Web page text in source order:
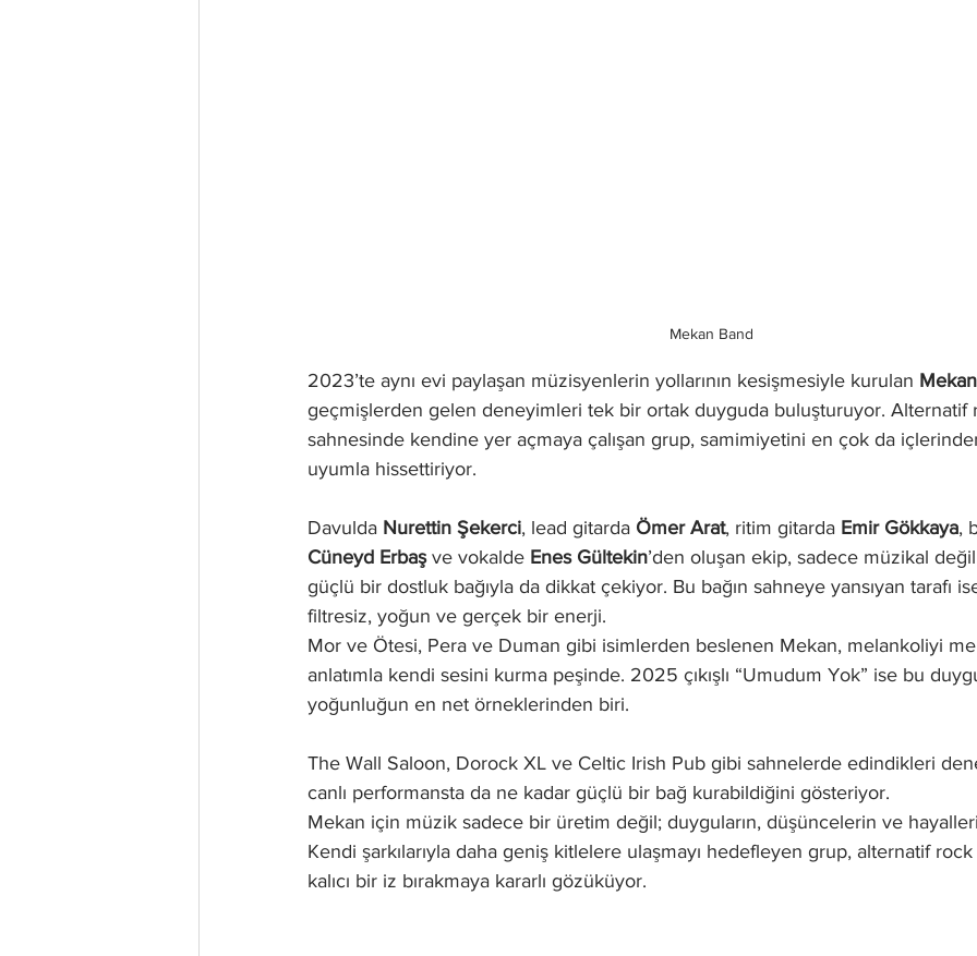
Mekan Band
2023’te aynı evi paylaşan müzisyenlerin yollarının kesişmesiyle kurulan Mekan
geçmişlerden gelen deneyimleri tek bir ortak duyguda buluşturuyor.
sahnesinde kendine yer açmaya çalışan grup, samimiyetini en çok da
uyumla hissettiriyor.
Davulda Nurettin Şekerci, lead gitarda Ömer Arat, ritim gitarda Emir Gökkaya,
Cüneyd Erbaş ve vokalde Enes Gültekin’den oluşan ekip, sadece müzikal
güçlü bir dostluk bağıyla da dikkat çekiyor. Bu bağın sahneye yansıyan tarafı
filtresiz, yoğun ve gerçek bir enerji.
Mor ve Ötesi, Pera ve Duman gibi isimlerden beslenen Mekan, melankoliyi
anlatımla kendi sesini kurma peşinde. 2025 çıkışlı “Umudum Yok” ise bu
yoğunluğun en net örneklerinden biri.
The Wall Saloon, Dorock XL ve Celtic Irish Pub gibi sahnelerde edindikleri
canlı performansta da ne kadar güçlü bir bağ kurabildiğini gösteriyor.
Mekan için müzik sadece bir üretim değil; duyguların, düşüncelerin ve
Kendi şarkılarıyla daha geniş kitlelere ulaşmayı hedefleyen grup, alternatif
kalıcı bir iz bırakmaya kararlı gözüküyor.